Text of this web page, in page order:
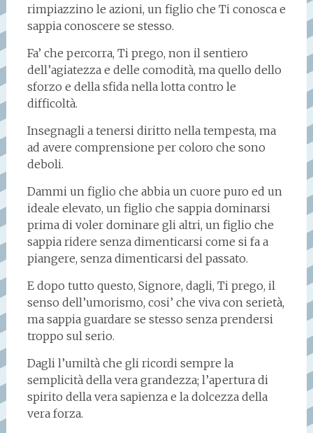
rimpiazzino le azioni, un figlio che Ti conosca e
sappia conoscere se stesso.
Fa’ che percorra, Ti prego, non il sentiero
dell’agiatezza e delle comodità, ma quello dello
sforzo e della sfida nella lotta contro le
difficoltà.
Insegnagli a tenersi diritto nella tempesta, ma
ad avere comprensione per coloro che sono
deboli.
Dammi un figlio che abbia un cuore puro ed un
ideale elevato, un figlio che sappia dominarsi
prima di voler dominare gli altri, un figlio che
sappia ridere senza dimenticarsi come si fa a
piangere, senza dimenticarsi del passato.
E dopo tutto questo, Signore, dagli, Ti prego, il
senso dell’umorismo, cosi’ che viva con serietà,
ma sappia guardare se stesso senza prendersi
troppo sul serio.
Dagli l’umiltà che gli ricordi sempre la
semplicità della vera grandezza; l’apertura di
spirito della vera sapienza e la dolcezza della
vera forza.